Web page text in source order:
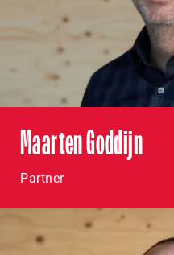
Maarten Goddijn
Partner